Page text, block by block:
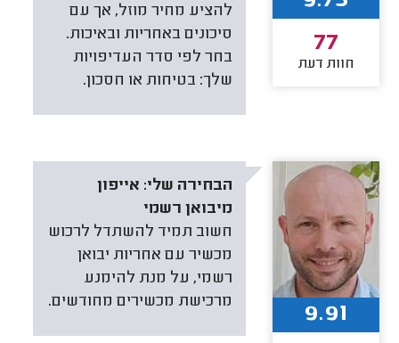
להציע מחיר מוזל, אך עם
סיכונים באחריות ובאיכות.
בחר לפי סדר העדיפויות
שלך: בטיחות או חסכון.
77
חוות דעת
הבחירה שלי: אייפון
מיבואן רשמי
חשוב תמיד להשתדל לרכוש
מכשיר עם אחריות יבואן
רשמי, על מנת להימנע
מרכישת מכשירים מחודשים.
9.91